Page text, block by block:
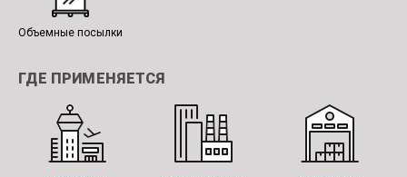
Объемные посылки
ГДЕ ПРИМЕНЯЕТСЯ